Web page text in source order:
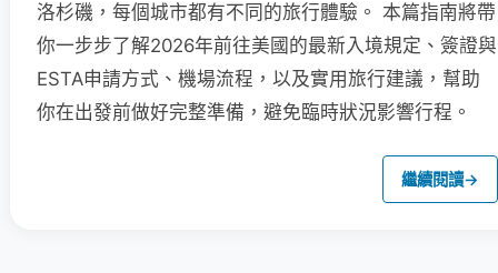
洛杉磯，每個城市都有不同的旅行體驗。 本篇指南將帶
你一步步了解2026年前往美國的最新入境規定、簽證與
ESTA申請方式、機場流程，以及實用旅行建議，幫助
你在出發前做好完整準備，避免臨時狀況影響行程。
繼續閱讀→